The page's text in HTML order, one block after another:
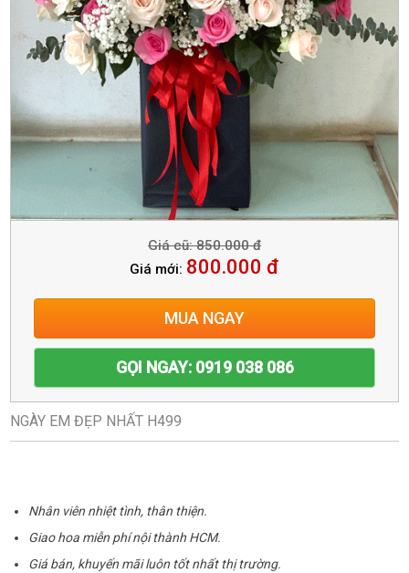
Giá cũ: 850.000 đ
Giá mới: 800.000 đ
MUA NGAY
GỌI NGAY: 0919 038 086
NGÀY EM ĐẸP NHẤT H499
Nhân viên nhiệt tình, thân thiện.
Giao hoa miễn phí nội thành HCM.
Giá bán, khuyến mãi luôn tốt nhất thị trường.